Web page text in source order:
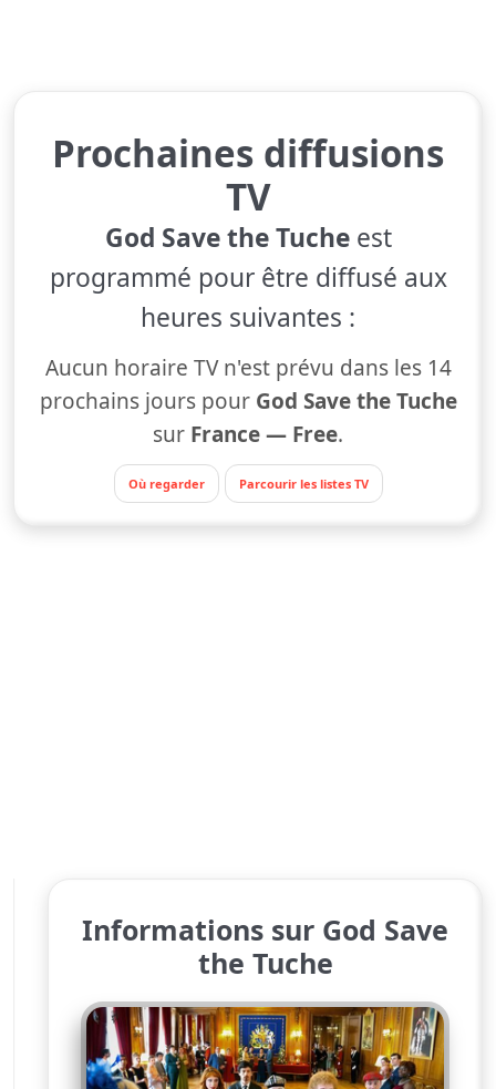
Prochaines diffusions
TV
God Save the Tucheest
programmé pour être diffusé aux
heures suivantes :
Aucun horaire TV n'est prévu dans les 14
prochains jours pour God Save the Tuche
sur France — Free.
Où regarder Parcourir les listes TV
Informations sur God Save
the Tuche